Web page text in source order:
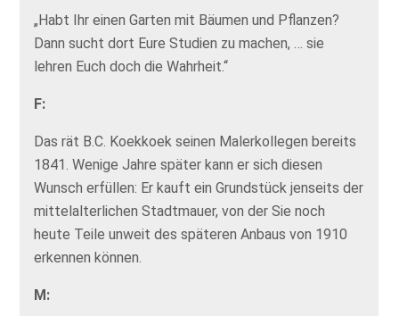
„Habt Ihr einen Garten mit Bäumen und Pflanzen?
Dann sucht dort Eure Studien zu machen, … sie
lehren Euch doch die Wahrheit.“
F:
Das rät B.C. Koekkoek seinen Malerkollegen bereits
1841. Wenige Jahre später kann er sich diesen
Wunsch erfüllen: Er kauft ein Grundstück jenseits der
mittelalterlichen Stadtmauer, von der Sie noch
heute Teile unweit des späteren Anbaus von 1910
erkennen können.
M: